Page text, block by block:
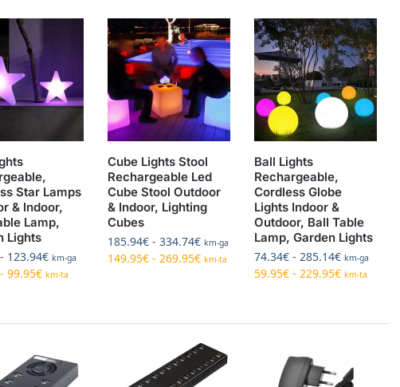
Star Lamps
& Indoor,
Lamp,
Lights
123.94€ km-ga
99.95€ km-ta
Cube Lights Stool
Rechargeable Led
Cube Stool Outdoor
& Indoor, Lighting
Cubes
185.94€ -334.74€ km-ga
149.95€ -269.95€ km-ta
Ball Lights
Rechargeable,
Cordless Globe
Lights Indoor &
Outdoor, Ball Table
Lamp, Garden Lights
74.34€ -285.14€ km-ga
59.95€ -229.95€ km-ta